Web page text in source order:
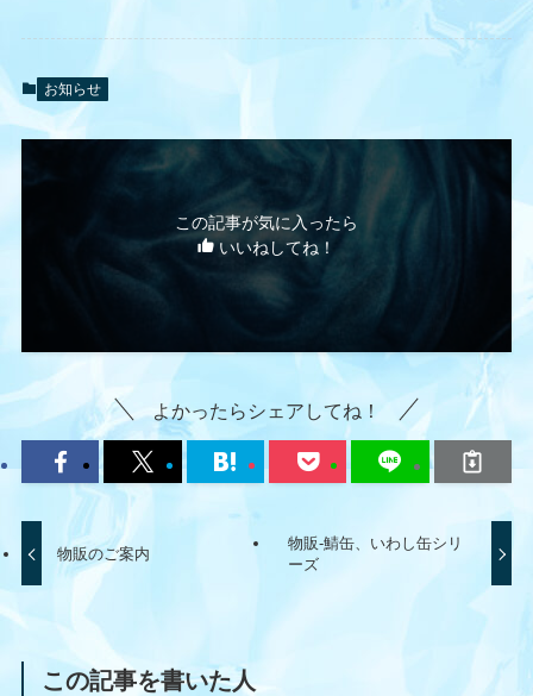
お知らせ
この記事が気に入ったら
いいねしてね！
よかったらシェアしてね！
物販のご案内
物販-鯖缶、いわし缶シリ
ーズ
この記事を書いた人